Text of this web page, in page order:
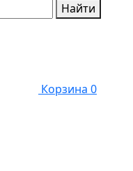
Найти
Корзина 0